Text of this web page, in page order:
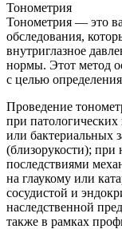
Тонометрия
Тонометрия — это
обследования,
внутриглазное
нормы. Этот метод
с целью
Проведение
при
или бактериальных
(близорукости); при
последствиями
на глаукому или
сосудистой и
наследственной
также в рамках